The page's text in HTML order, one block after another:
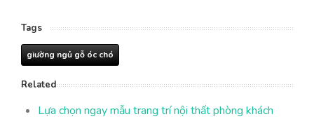
Tags
giường ngủ gỗ óc chó
Related
Lựa chọn ngay mẫu trang trí nội thất phòng khách